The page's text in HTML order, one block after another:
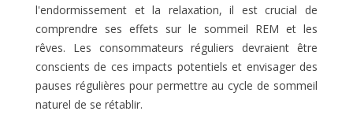
l'endormissement et la relaxation, il est crucial de
comprendre ses effets sur le sommeil REM et les
rêves. Les consommateurs réguliers devraient être
conscients de ces impacts potentiels et envisager des
pauses régulières pour permettre au cycle de sommeil
naturel de se rétablir.